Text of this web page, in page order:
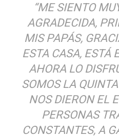
“ME SIENTO
AGRADECIDA,
MIS PAPÁS,
ESTA CASA, ESTÁ
AHORA LO
SOMOS LA
NOS DIERON EL
PERSONAS
CONSTANTES, A